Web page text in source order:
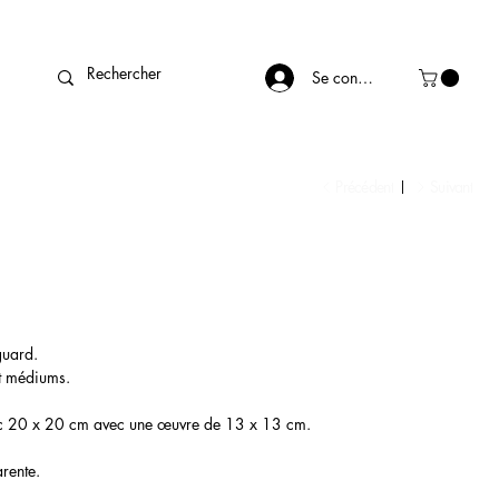
Se connecter
médiums.
20 x 20 cm avec une œuvre de 13 x 13 cm.